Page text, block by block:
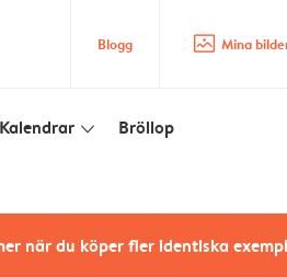
Blogg image_placeholder Mina
Kalendrar slim_arrow_down Bröllop
när du köper fler identiska